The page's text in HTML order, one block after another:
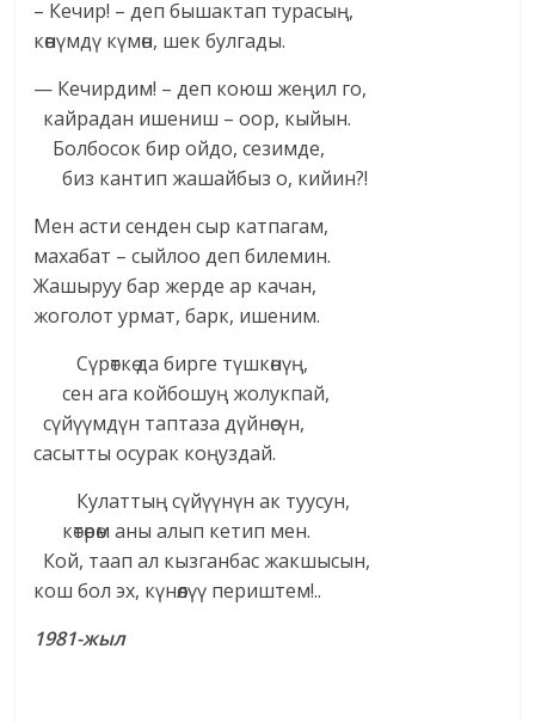
– Кечир! – деп бышактап турасың,
көөнүмдү күмөн, шек булгады.
— Кечирдим! – деп коюш жеңил го,
кайрадан ишениш – оор, кыйын.
Болбосок бир ойдо, сезимде,
биз кантип жашайбыз о, кийин?!
Мен асти сенден сыр катпагам,
махабат – сыйлоо деп билемин.
Жашыруу бар жерде ар качан,
жоголот урмат, барк, ишеним.
Сүрөткө да бирге түшкөнүң,
сен ага койбошуң жолукпай,
сүйүүмдүн таптаза дүйнөсүн,
сасытты осурак коңуздай.
Кулаттың сүйүүнүн ак туусун,
көтөрөм аны алып кетип мен.
Кой, таап ал кызганбас жакшысын,
кош бол эх, күнөөлүү периштем!..
1981-жыл